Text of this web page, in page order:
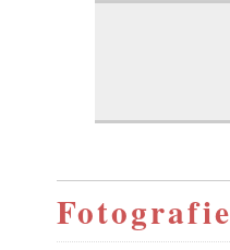
Fotografie